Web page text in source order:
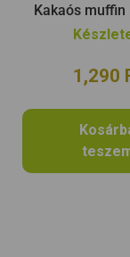
Kakaós muffin
1,290